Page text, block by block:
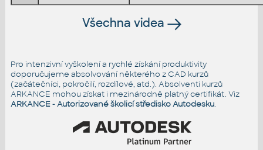
Všechna videa
Pro intenzivní vyškolení a rychlé získání produktivity
doporučujeme absolvování některého z CAD kurzů
(začátečníci, pokročilí, rozdílové, atd.). Absolventi kurzů
ARKANCE mohou získat i mezinárodně platný certifikát. Viz
ARKANCE - Autorizované školicí středisko Autodesku.